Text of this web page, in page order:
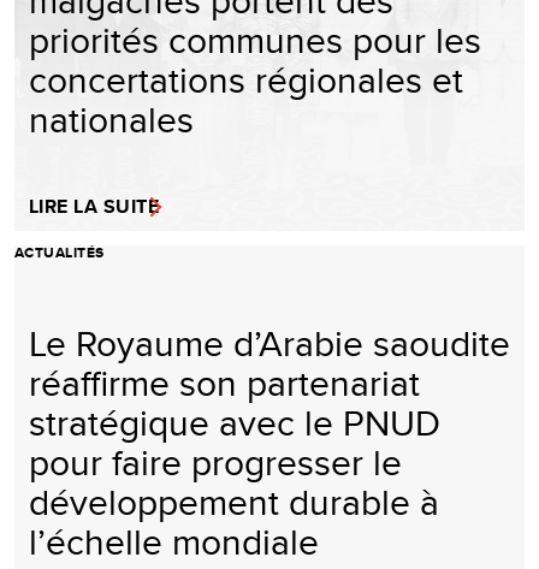
priorités communes pour les
concertations régionales et
nationales
LIRE LA SUITE
ACTUALITÉS
Le Royaume d’Arabie saoudite
réaffirme son partenariat
stratégique avec le PNUD
pour faire progresser le
développement durable à
l’échelle mondiale